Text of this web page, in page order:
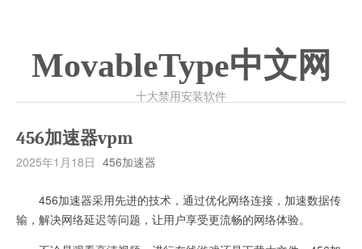
MovableType中文网
十大禁用安装软件
456加速器vpm
2025年1月18日 456加速器
456加速器采用先进的技术，通过优化网络连接，加速数据传
输，解决网络延迟等问题，让用户享受更流畅的网络体验。